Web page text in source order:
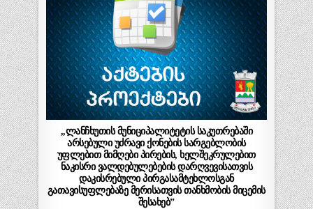
,,ლანჩხუთის მუნიციპალიტეტის საკუთრებაში
არსებული უძრავი ქონების სარგებლობის
უფლებით მიმღები პირების, ხელშეკრულებით
ნაკისრი ვალდებულებების დარღვევისათვის
დაკისრებული პირგასამტეხლოსგან
გათავისუფლებაზე მერისათვის თანხმობის მიცემის
შესახებ”